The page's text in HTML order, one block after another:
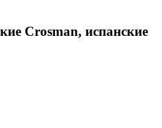
Crosman, испанские